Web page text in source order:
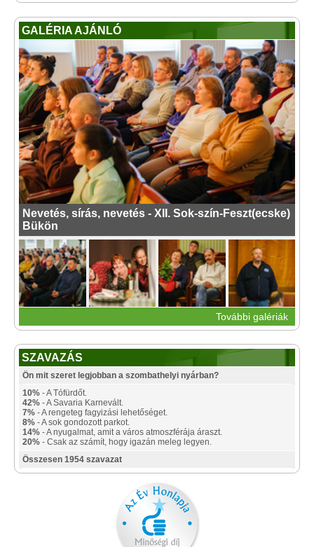
GALÉRIA AJÁNLÓ
Nevetés, sírás, nevetés - XII. Sok-szín-Feszt(ecske)
Bükön
További galériák
SZAVAZÁS
Ön mit szeret legjobban a szombathelyi nyárban?
10% - A Tófürdőt.
42% - A Savaria Karnevált.
7% - A rengeteg fagyizási lehetőséget.
8% - A sok gondozott parkot.
14% - A nyugalmat, amit a város atmoszférája áraszt.
20% - Csak az számít, hogy igazán meleg legyen.
Összesen 1954 szavazat